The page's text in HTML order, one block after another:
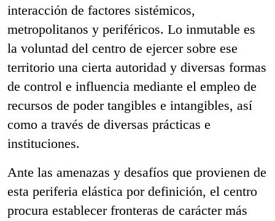
interacción de factores sistémicos,
metropolitanos y periféricos. Lo inmutable es
la voluntad del centro de ejercer sobre ese
territorio una cierta autoridad y diversas formas
de control e influencia mediante el empleo de
recursos de poder tangibles e intangibles, así
como a través de diversas prácticas e
instituciones.
Ante las amenazas y desafíos que provienen de
esta periferia elástica por definición, el centro
procura establecer fronteras de carácter más